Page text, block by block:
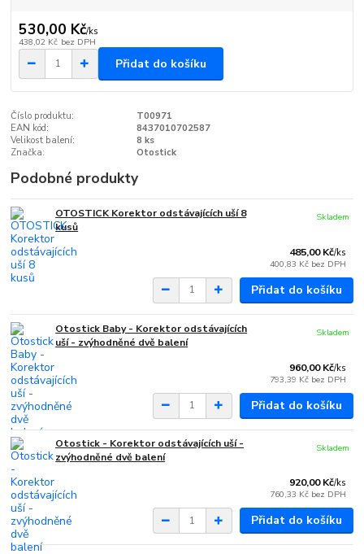
530,00 Kč/ks
438,02 Kč bez DPH
Přidat do košíku
Číslo produktu:
T00971
EAN kód:
8437010702587
Velikost balení:
8 ks
Značka:
Otostick
Podobné produkty
OTOSTICK Korektor odstávajících uší 8
kusů
485,00 Kč/ks
400,83 Kč bez DPH
Skladem
Přidat do košíku
Otostick Baby - Korektor odstávajících
uší - zvýhodněné dvě balení
960,00 Kč/ks
793,39 Kč bez DPH
Skladem
Přidat do košíku
Otostick - Korektor odstávajících uší -
zvýhodněné dvě balení
920,00 Kč/ks
760,33 Kč bez DPH
Skladem
Přidat do košíku